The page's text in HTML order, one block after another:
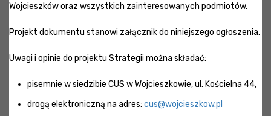
Wojcieszków oraz wszystkich zainteresowanych podmiotów.
Projekt dokumentu stanowi załącznik do niniejszego ogłoszenia.
Uwagi i opinie do projektu Strategii można składać:
pisemnie w siedzibie CUS w Wojcieszkowie, ul. Kościelna 44,
drogą elektroniczną na adres: cus@wojcieszkow.pl